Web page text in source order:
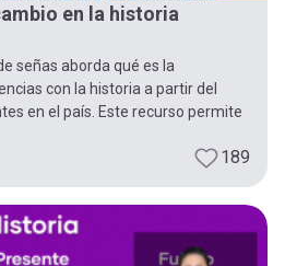
en la historia
señas aborda qué es la
con la historia a partir del
en el país. Este recurso permite
189